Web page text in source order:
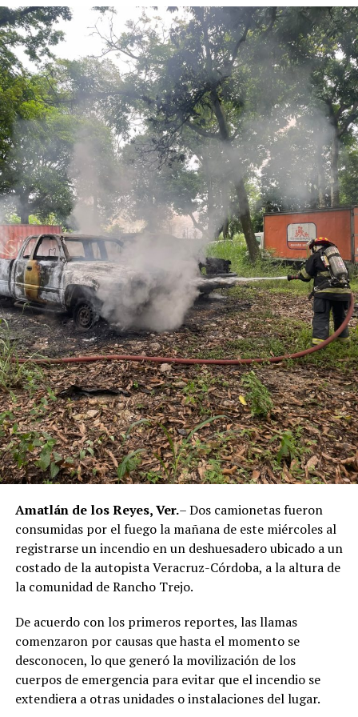
área.
Testigos de la empresa Mon-Ro aseguraron que vieron a
la aeronave salir por su trayectoria normal en dirección
al norte y repentinamente darse la vuelta como si
quisiera regresar al aeropuerto cuando se estrelló en el
patio de la empresa contra 2 tractocamiones y el techo
del lugar.
“Nosotros estábamos trabajando normalmente y
escuchamos un fuerte estruendo, pero pensamos que
era que una llanta de un tráiler había tronado.
“Luego sonó la alarma de los simulacros y salimos todos
acá fuera y fue cuando vimos que se estrelló un avión en
los patios”, dijo un empleado de la empresa.
El viernes, una persona falleció al caer un helicóptero
sobre la vía a Laredo a unos 500 metros de la terminal
aérea.
Realizan pruebas periciales
Durante más de 3 horas personal de Servicios Periciales
de la Fiscalía General de Justicia ha estado trabajando
para documentar el accidente del avión.
Después de recolectarse algunas evidencias, los
paramédicos y rescatistas de Cruz Roja realizaron
maniobras con equipo de rescate urbano para liberar los
cuerpos de la aeronave.
empresa dos unidades del Servicio Médico Forense que
trasladarán al anfiteatro del Hospital Universitario los
cuerpos de los 6 fallecidos en el accidente aéreo.
(Con información de El Norte)
Amatlán de los Reyes, Ver.– Dos camionetas fueron
consumidas por el fuego la mañana de este miércoles al
registrarse un incendio en un deshuesadero ubicado a un
costado de la autopista Veracruz-Córdoba, a la altura de
la comunidad de Rancho Trejo.
De acuerdo con los primeros reportes, las llamas
comenzaron por causas que hasta el momento se
desconocen, lo que generó la movilización de los
cuerpos de emergencia para evitar que el incendio se
extendiera a otras unidades o instalaciones del lugar.